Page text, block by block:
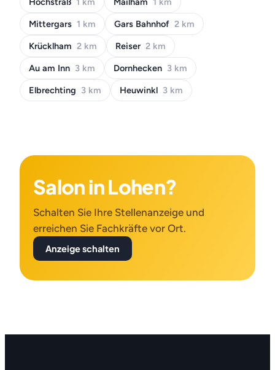
Mittergars 1 km Gars Bahnhof 2 km
Krücklham 2 km Reiser 2 km
Au am Inn 3 km Dornhecken 3 km
Elbrechting 3 km Heuwinkl 3 km
Salon in Lohen?
Schalten Sie Ihre Stellenanzeige und
erreichen Sie Fachkräfte vor Ort.
Anzeige schalten